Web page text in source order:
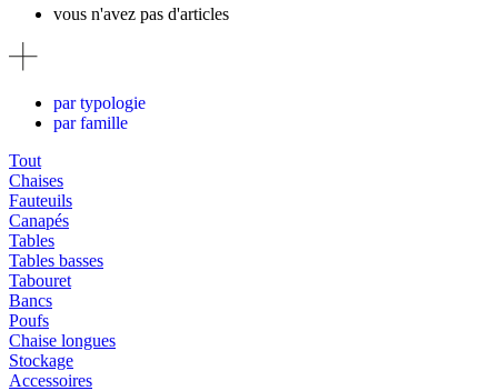
vous n'avez pas d'articles
par typologie
par famille
Tout
Chaises
Fauteuils
Canapés
Tables
Tables basses
Tabouret
Bancs
Poufs
Chaise longues
Stockage
Accessoires